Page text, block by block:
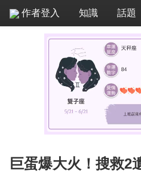
作者登入 知識 話題
巨蛋爆大火！搜救2